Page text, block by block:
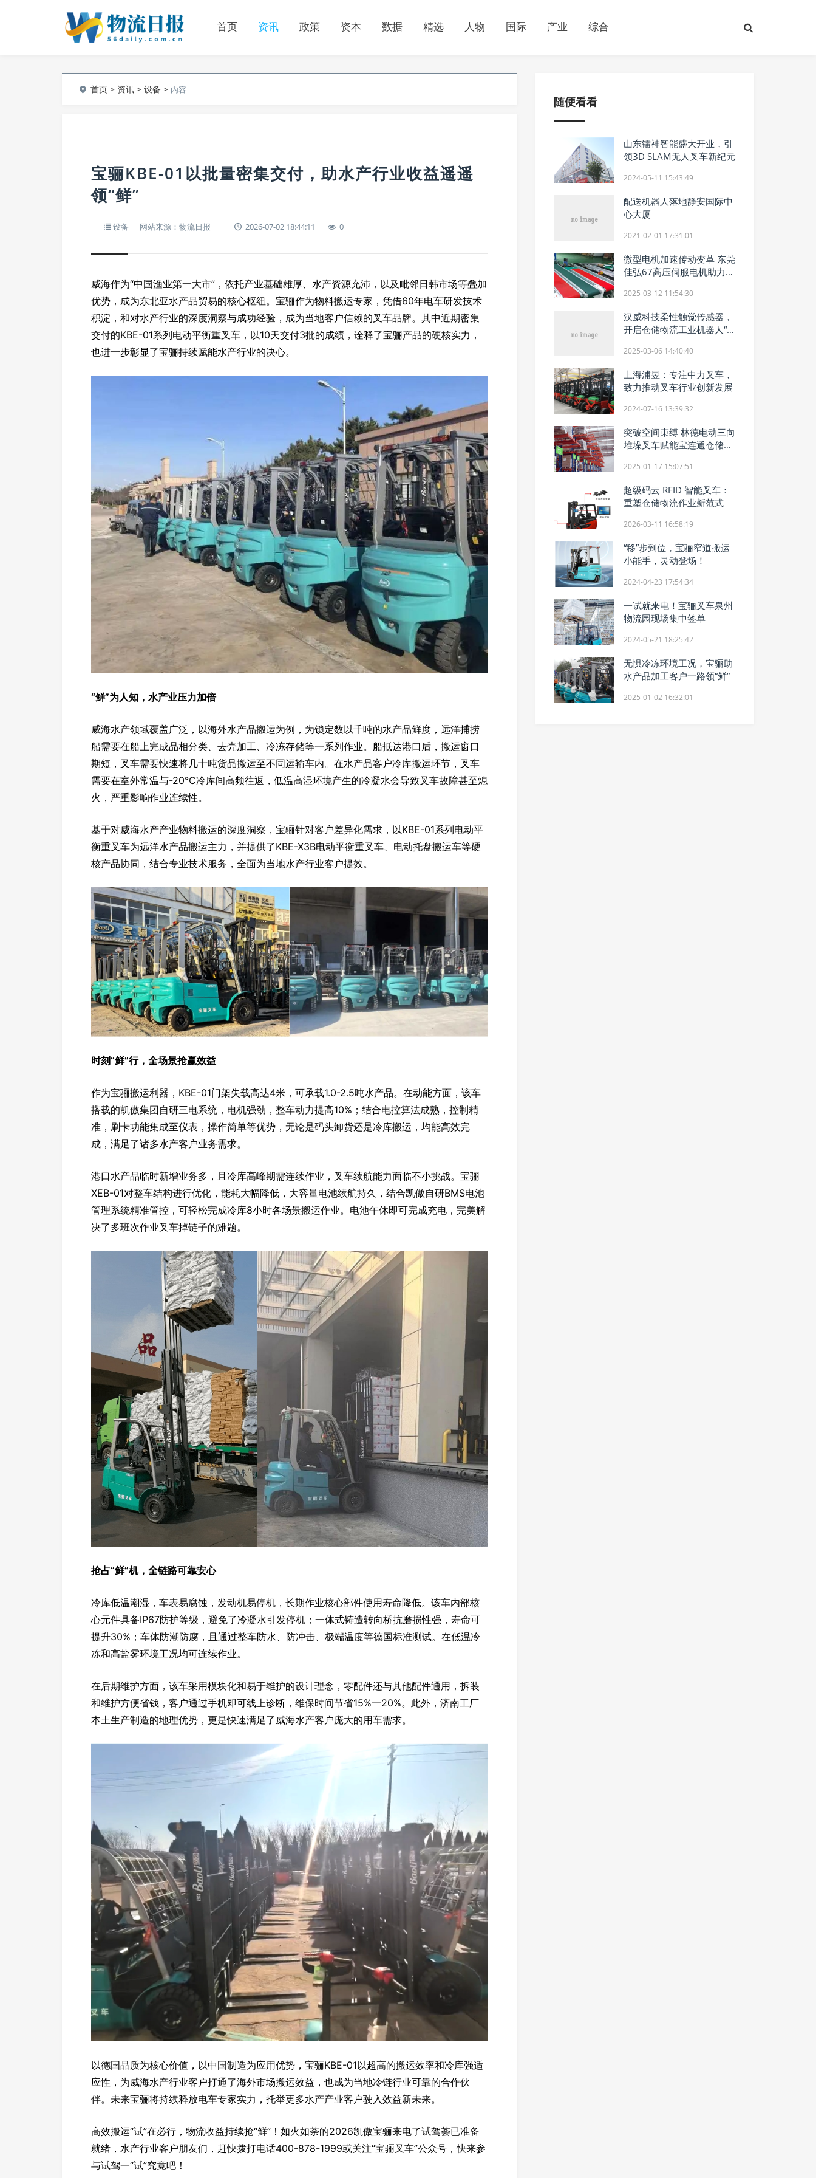
首页 资讯 政策 资本 数据 精选 人物 国际 产业 综合
首页 > 资讯 >设备 > 内容
宝骊KBE-01以批量密集交付，助水产行业收益遥遥
领“鲜”
设备 网站来源：物流日报 2026-07-02 18:44:11 0
威海作为“中国渔业第一大市”，依托产业基础雄厚、水产资源充沛，以及毗邻日韩市场等叠加
优势，成为东北亚水产品贸易的核心枢纽。宝骊作为物料搬运专家，凭借60年电车研发技术
积淀，和对水产行业的深度洞察与成功经验，成为当地客户信赖的叉车品牌。其中近期密集
交付的KBE-01系列电动平衡重叉车，以10天交付3批的成绩，诠释了宝骊产品的硬核实力，
也进一步彰显了宝骊持续赋能水产行业的决心。
“鲜”为人知，水产业压力加倍
威海水产领域覆盖广泛，以海外水产品搬运为例，为锁定数以千吨的水产品鲜度，远洋捕捞
船需要在船上完成品相分类、去壳加工、冷冻存储等一系列作业。船抵达港口后，搬运窗口
期短，叉车需要快速将几十吨货品搬运至不同运输车内。在水产品客户冷库搬运环节，叉车
需要在室外常温与-20℃冷库间高频往返，低温高湿环境产生的冷凝水会导致叉车故障甚至熄
火，严重影响作业连续性。
基于对威海水产产业物料搬运的深度洞察，宝骊针对客户差异化需求，以KBE-01系列电动平
衡重叉车为远洋水产品搬运主力，并提供了KBE-X3B电动平衡重叉车、电动托盘搬运车等硬
核产品协同，结合专业技术服务，全面为当地水产行业客户提效。
时刻“鲜”行，全场景抢赢效益
作为宝骊搬运利器，KBE-01门架失载高达4米，可承载1.0-2.5吨水产品。在动能方面，该车
搭载的凯傲集团自研三电系统，电机强劲，整车动力提高10%；结合电控算法成熟，控制精
准，刷卡功能集成至仪表，操作简单等优势，无论是码头卸货还是冷库搬运，均能高效完
成，满足了诸多水产客户业务需求。
港口水产品临时新增业务多，且冷库高峰期需连续作业，叉车续航能力面临不小挑战。宝骊
XEB-01对整车结构进行优化，能耗大幅降低，大容量电池续航持久，结合凯傲自研BMS电池
管理系统精准管控，可轻松完成冷库8小时各场景搬运作业。电池午休即可完成充电，完美解
决了多班次作业叉车掉链子的难题。
抢占“鲜”机，全链路可靠安心
冷库低温潮湿，车表易腐蚀，发动机易停机，长期作业核心部件使用寿命降低。该车内部核
心元件具备IP67防护等级，避免了冷凝水引发停机；一体式铸造转向桥抗磨损性强，寿命可
提升30%；车体防潮防腐，且通过整车防水、防冲击、极端温度等德国标准测试。在低温冷
冻和高盐雾环境工况均可连续作业。
在后期维护方面，该车采用模块化和易于维护的设计理念，零配件还与其他配件通用，拆装
和维护方便省钱，客户通过手机即可线上诊断，维保时间节省15%—20%。此外，济南工厂
本土生产制造的地理优势，更是快速满足了威海水产客户庞大的用车需求。
以德国品质为核心价值，以中国制造为应用优势，宝骊KBE-01以超高的搬运效率和冷库强适
应性，为威海水产行业客户打通了海外市场搬运效益，也成为当地冷链行业可靠的合作伙
伴。未来宝骊将持续释放电车专家实力，托举更多水产产业客户驶入效益新未来。
高效搬运“试”在必行，物流收益持续抢“鲜”！如火如荼的2026凯傲宝骊来电了试驾荟已准备
就绪，水产行业客户朋友们，赶快拨打电话400-878-1999或关注“宝骊叉车”公众号，快来参
与试驾一“试”究竟吧！
随便看看
山东镭神智能盛大开业，引
领3D SLAM无人叉车新纪元
2024-05-11 15:43:49
配送机器人落地静安国际中
心大厦
2021-02-01 17:31:01
微型电机加速传动变革 东莞
佳弘67高压伺服电机助力物
2025-03-12 11:54:30
汉威科技柔性触觉传感器，
开启仓储物流工业机器人“类
2025-03-06 14:40:40
上海浦昱：专注中力叉车，
致力推动叉车行业创新发展
2024-07-16 13:39:32
突破空间束缚 林德电动三向
堆垛叉车赋能宝连通仓储升
2025-01-17 15:07:51
超级码云 RFID 智能叉车：
重塑仓储物流作业新范式
2026-03-11 16:58:19
“移”步到位，宝骊窄道搬运
小能手，灵动登场！
2024-04-23 17:54:34
一试就来电！宝骊叉车泉州
物流园现场集中签单
2024-05-21 18:25:42
无惧冷冻环境工况，宝骊助
水产品加工客户一路领“鲜”
2025-01-02 16:32:01